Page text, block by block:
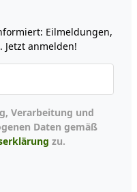
Eilmeldungen,
Jetzt anmelden!
Daten gemäß
zu.